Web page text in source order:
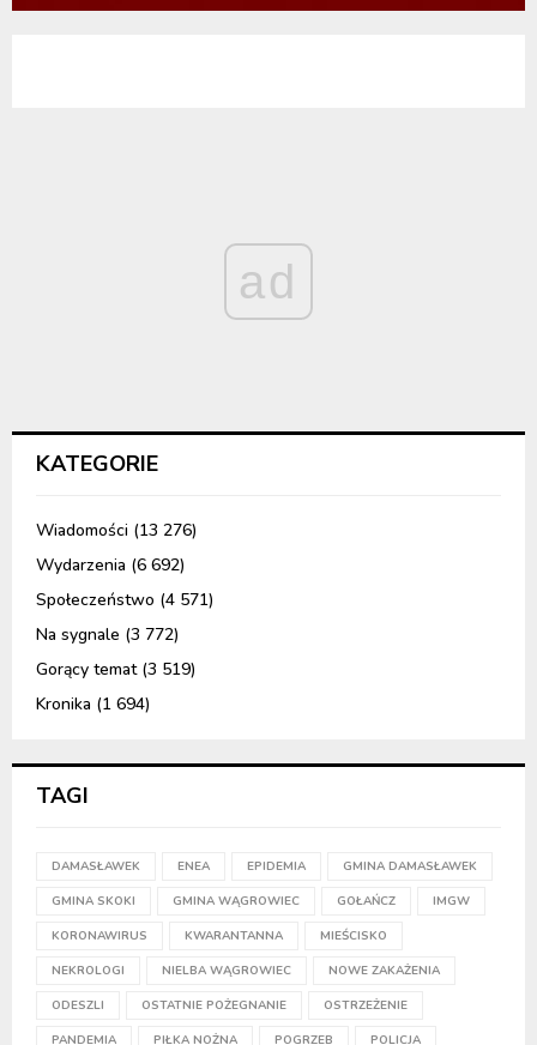
ad
KATEGORIE
Wiadomości (13 276)
Wydarzenia (6 692)
Społeczeństwo (4 571)
Na sygnale (3 772)
Gorący temat(3 519)
Kronika (1 694)
TAGI
DAMASŁAWEK ENEA EPIDEMIA GMINA DAMASŁAWEK
GMINA SKOKI GMINA WĄGROWIEC GOŁAŃCZ IMGW
KORONAWIRUS KWARANTANNA MIEŚCISKO
NEKROLOGI NIELBA WĄGROWIEC NOWE ZAKAŻENIA
ODESZLI OSTATNIE POŻEGNANIE OSTRZEŻENIE
PANDEMIA PIŁKA NOŻNA POGRZEB POLICJA